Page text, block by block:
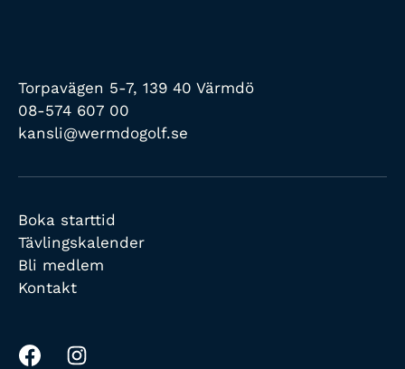
Torpavägen 5-7, 139 40 Värmdö
08-574 607 00
kansli@wermdogolf.se
Boka starttid
Tävlingskalender
Bli medlem
Kontakt